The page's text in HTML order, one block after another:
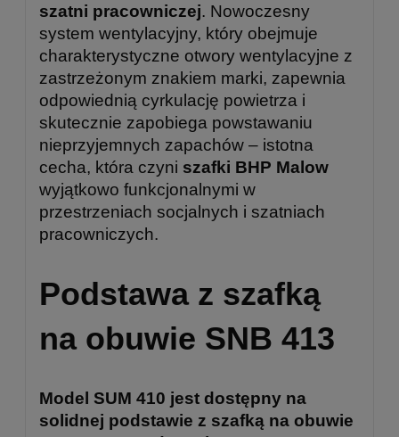
szatni pracowniczej. Nowoczesny
system wentylacyjny, który obejmuje
charakterystyczne otwory wentylacyjne z
zastrzeżonym znakiem marki, zapewnia
odpowiednią cyrkulację powietrza i
skutecznie zapobiega powstawaniu
nieprzyjemnych zapachów – istotna
cecha, która czyni szafki BHP Malow
wyjątkowo funkcjonalnymi w
przestrzeniach socjalnych i szatniach
pracowniczych.
Podstawa z szafką
na obuwie SNB 413
Model SUM 410 jest dostępny na
solidnej podstawie z szafką na obuwie